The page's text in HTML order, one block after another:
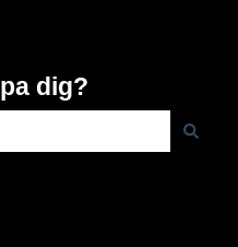
dig?